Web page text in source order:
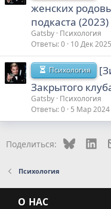
женских
подкаста (2023)
Gatsby Психология
Ответы 0 10 Дек 2025
Психология
Закрытого
Gatsby Психология
Ответы 0 5 Мар 2024
Поделиться: Bluesky
Психология
О НАС